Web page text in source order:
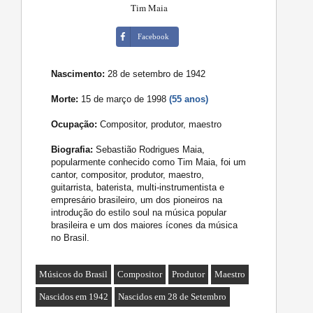
Tim Maia
Facebook
Nascimento: 28 de setembro de 1942
Morte: 15 de março de 1998(55 anos)
Ocupação: Compositor, produtor, maestro
Biografia: Sebastião Rodrigues Maia,
popularmente conhecido como Tim Maia, foi um
cantor, compositor, produtor, maestro,
guitarrista, baterista, multi-instrumentista e
empresário brasileiro, um dos pioneiros na
introdução do estilo soul na música popular
brasileira e um dos maiores ícones da música
no Brasil.
Músicos do Brasil Compositor Produtor Maestro
Nascidos em 1942 Nascidos em 28 de Setembro